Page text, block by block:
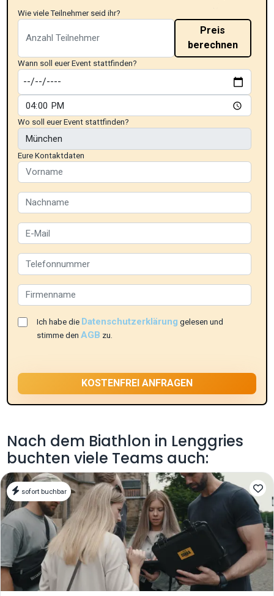
Wie viele Teilnehmer seid ihr?
Preis
berechnen
Wann soll euer Event stattfinden?
Wo soll euer Event stattfinden?
Eure Kontaktdaten
Ich habe die Datenschutzerklärung gelesen und
stimme denAGB zu.
Nach dem Biathlon in Lenggries
buchten viele Teams auch:
sofort buchbar